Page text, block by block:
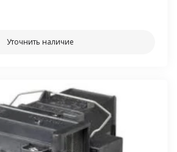
Уточнить наличие